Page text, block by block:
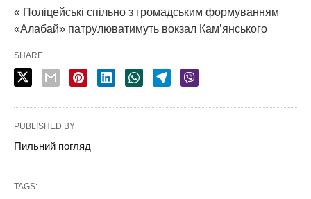
« Поліцейські спільно з громадським формуванням
«Алабай» патрулюватимуть вокзал Кам’янського
SHARE
PUBLISHED BY
Пильний погляд
TAGS: